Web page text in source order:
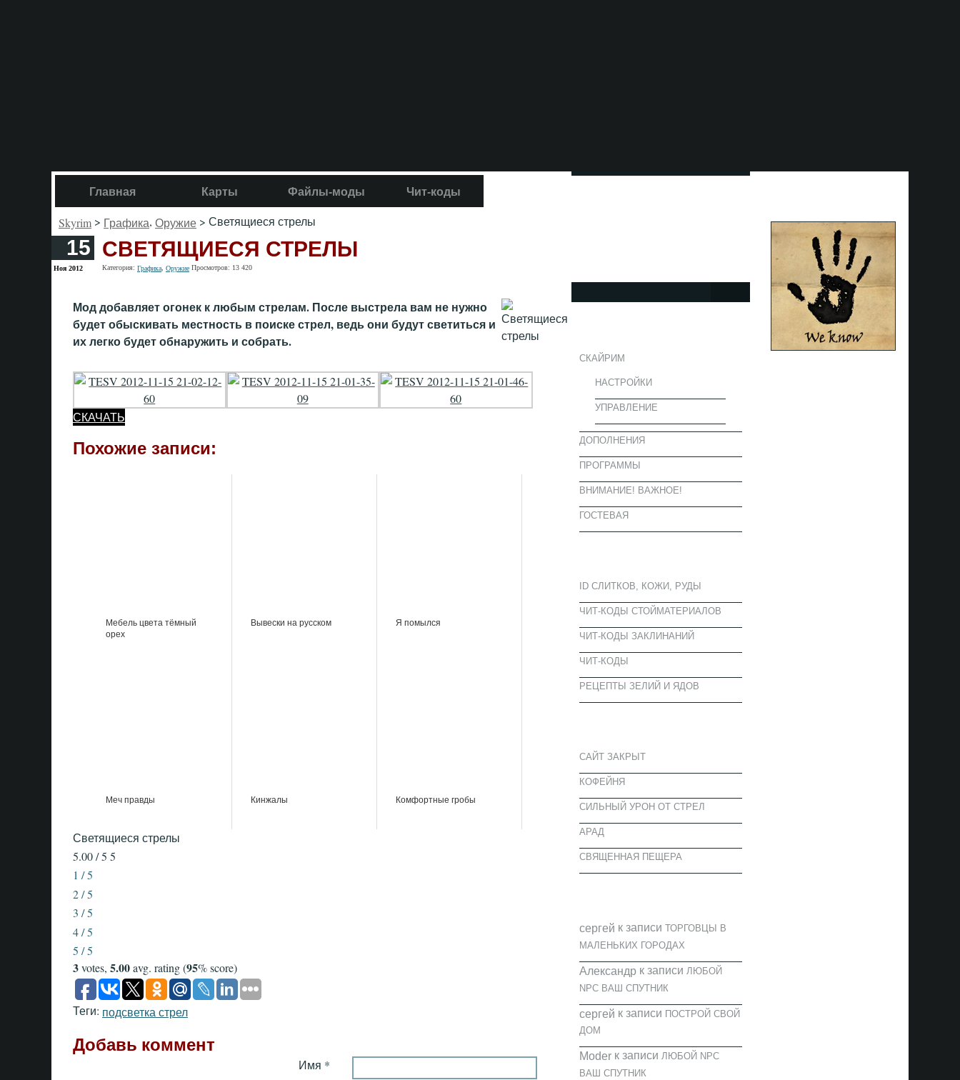
Главная Карты Файлы-моды Чит-коды
Skyrim > Графика, Оружие > Светящиеся стрелы
15
Ноя 2012
СВЕТЯЩИЕСЯ СТРЕЛЫ
Категория: Графика Оружие Просмотров: 13 420
Мод добавляет огонек к любым стрелам. После выстрела вам не нужно
будет обыскивать местность в поиске стрел, ведь они будут светиться и
их легко будет обнаружить и собрать.
СКАЧАТЬ
Похожие записи:
Мебель цвета тёмный
орех
Вывески на русском Я помылся
Меч правды Кинжалы Комфортные гробы
Светящиеся стрелы
5.00 / 5 5
1 / 5
2 / 5
3 / 5
4 / 5
5 / 5
3votes, 5.00avg. rating (95% score)
Теги: подсветка стрел
Добавь коммент
Имя *
ИНФОРМАЦИЯ
СКАЙРИМ
НАСТРОЙКИ
УПРАВЛЕНИЕ
ДОПОЛНЕНИЯ
ПРОГРАММЫ
ВНИМАНИЕ! ВАЖНОЕ!
ГОСТЕВАЯ
ID СЛИТКОВ, КОЖИ, РУДЫ
ЧИТ-КОДЫ СТОЙМАТЕРИАЛОВ
ЧИТ-КОДЫ ЗАКЛИНАНИЙ
ЧИТ-КОДЫ
РЕЦЕПТЫ ЗЕЛИЙ И ЯДОВ
САЙТ ЗАКРЫТ
КОФЕЙНЯ
CИЛЬНЫЙ УРОН ОТ СТРЕЛ
АРАД
СВЯЩЕННАЯ ПЕЩЕРА
cергей к записи ТОРГОВЦЫ В
МАЛЕНЬКИХ ГОРОДАХ
Александрк записи ЛЮБОЙ
NPC ВАШ СПУТНИК
cергей к записи ПОСТРОЙ СВОЙ
ДОМ
Moderк записи ЛЮБОЙ NPC
ВАШ СПУТНИК